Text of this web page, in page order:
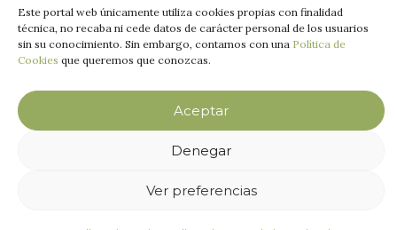
Este portal web únicamente utiliza cookies propias con finalidad
técnica, no recaba ni cede datos de carácter personal de los usuarios
sin su conocimiento. Sin embargo, contamos con una Política de
Cookies que queremos que conozcas.
Aceptar
Denegar
Ver preferencias
Copyright © 2026 Paz Salvador Dental |Política de privacidad|Aviso
Política de cookies